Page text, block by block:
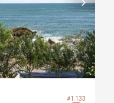
#1.133